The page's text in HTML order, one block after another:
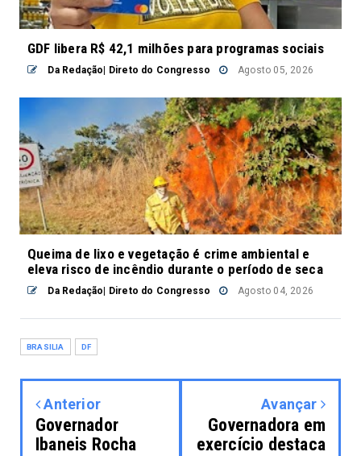
GDF libera R$ 42,1 milhões para programas sociais
Da Redação| Direto do Congresso Agosto 05, 2026
Queima de lixo e vegetação é crime ambiental e
eleva risco de incêndio durante o período de seca
Da Redação| Direto do Congresso Agosto 04, 2026
BRASILIA DF
Anterior
Governador
Ibaneis Rocha
Avançar
Governadora em
exercício destaca